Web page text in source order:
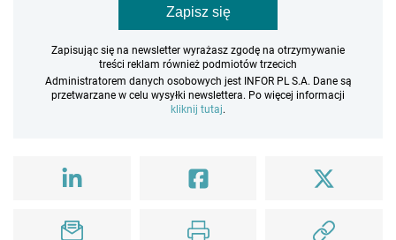
Zapisz się
Zapisując się na newsletter wyrażasz zgodę na otrzymywanie
treści reklam również podmiotów trzecich
Administratorem danych osobowych jest INFOR PL S.A. Dane są
przetwarzane w celu wysyłki newslettera. Po więcej informacji
kliknij tutaj.